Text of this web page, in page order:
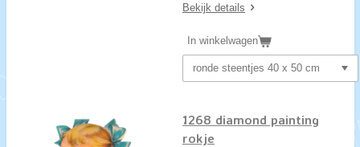
Bekijk details
In winkelwagen
1268 diamond painting
rokje